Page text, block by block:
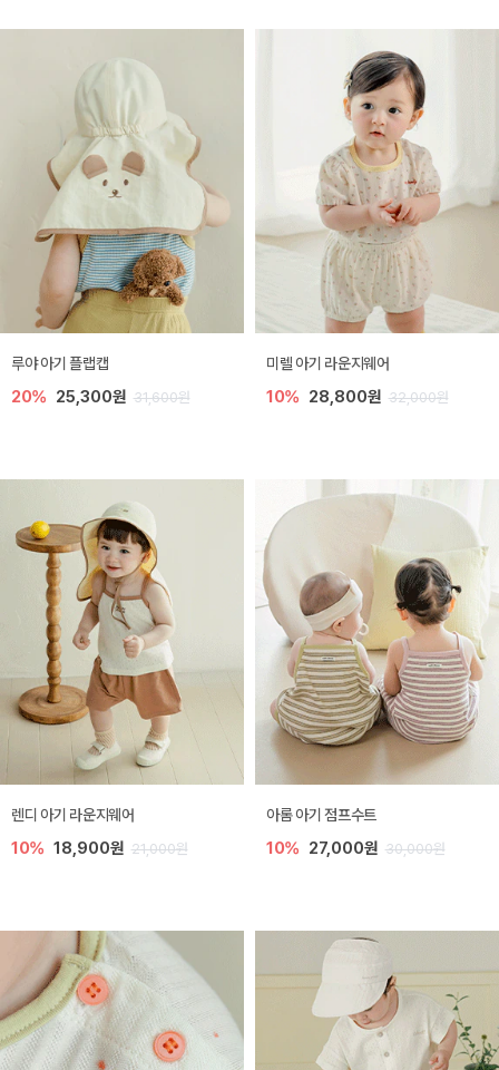
루야 아기 플랩캡
20% 25,300원 31,600원
미렐 아기 라운지웨어
10% 28,800원 32,000원
렌디 아기 라운지웨어
10% 18,900원 21,000원
아롬 아기 점프수트
10% 27,000원 30,000원